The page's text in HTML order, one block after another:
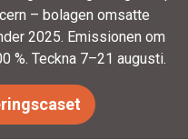
– bolagen omsatte
2025. Emissionen om
%. Teckna 7–21 augusti.